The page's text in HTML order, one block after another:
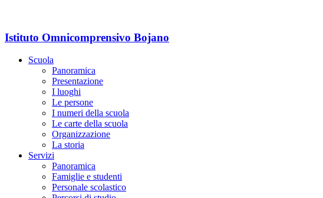
Istituto Omnicomprensivo Bojano
Scuola
Panoramica
Presentazione
I luoghi
Le persone
I numeri della scuola
Le carte della scuola
Organizzazione
La storia
Servizi
Panoramica
Famiglie e studenti
Personale scolastico